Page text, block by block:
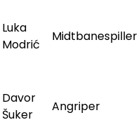
Luka
Modrić
Midtbanespiller
Davor
Šuker
Angriper